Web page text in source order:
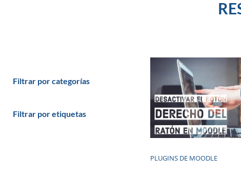
Filtrar por categorías
Filtrar por etiquetas
PLUGINS DE MOODLE